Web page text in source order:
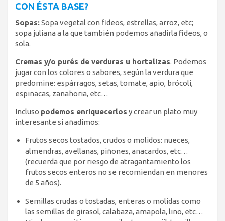
CON ÉSTA BASE?
Sopas:Sopa vegetal con fideos, estrellas, arroz, etc;
sopa juliana a la que también podemos añadirla fideos, o
sola.
Cremas y/o purés de verduras u hortalizas. Podemos
jugar con los colores o sabores, según la verdura que
predomine: espárragos, setas, tomate, apio, brócoli,
espinacas, zanahoria, etc…
Incluso podemos enriquecerlos y crear un plato muy
interesante si añadimos:
Frutos secos tostados, crudos o molidos: nueces,
almendras, avellanas, piñones, anacardos, etc…
(recuerda que por riesgo de atragantamiento los
frutos secos enteros no se recomiendan en menores
de 5 años).
Semillas crudas o tostadas, enteras o molidas como
las semillas de girasol, calabaza, amapola, lino, etc…